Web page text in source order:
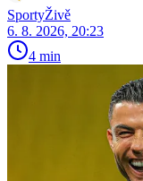
SportyŽivě
6. 8. 2026, 20:23
4 min